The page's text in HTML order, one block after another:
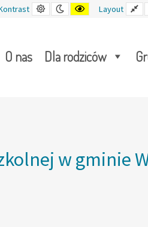
Kontrast
domyślny
Tryb
nocny
Kontrast
żółto-
Layout
O nas Dla rodziców
w gminie